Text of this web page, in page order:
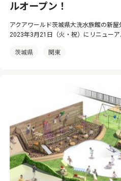
ルオープン！
アクアワールド茨城県大洗水族館の新
2023年3月21日（火・祝）にリニューア
茨城県 関東